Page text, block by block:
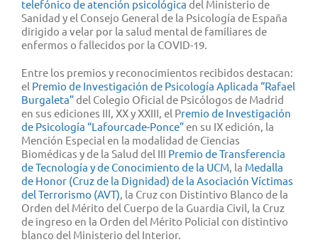
telefónico de atención psicológica del Ministerio de
Sanidad y el Consejo General de la Psicología de España
dirigido a velar por la salud mental de familiares de
enfermos o fallecidos por la COVID-19.
Entre los premios y reconocimientos recibidos destacan:
el Premio de Investigación de Psicología Aplicada “Rafael
Burgaleta”del Colegio Oficial de Psicólogos de Madrid
en sus ediciones III, XX y XXIII, el Premio de Investigación
de Psicología “Lafourcade-Ponce”en su IX edición, la
Mención Especial en la modalidad de Ciencias
Biomédicas y de la Salud del III Premio de Transferencia
de Tecnología y de Conocimiento de la UCM , la Medalla
de Honor (Cruz de la Dignidad) de la Asociación Víctimas
del Terrorismo (AVT) , la Cruz con Distintivo Blanco de la
Orden del Mérito del Cuerpo de la Guardia Civil, la Cruz
de ingreso en la Orden del Mérito Policial con distintivo
blanco del Ministerio del Interior.